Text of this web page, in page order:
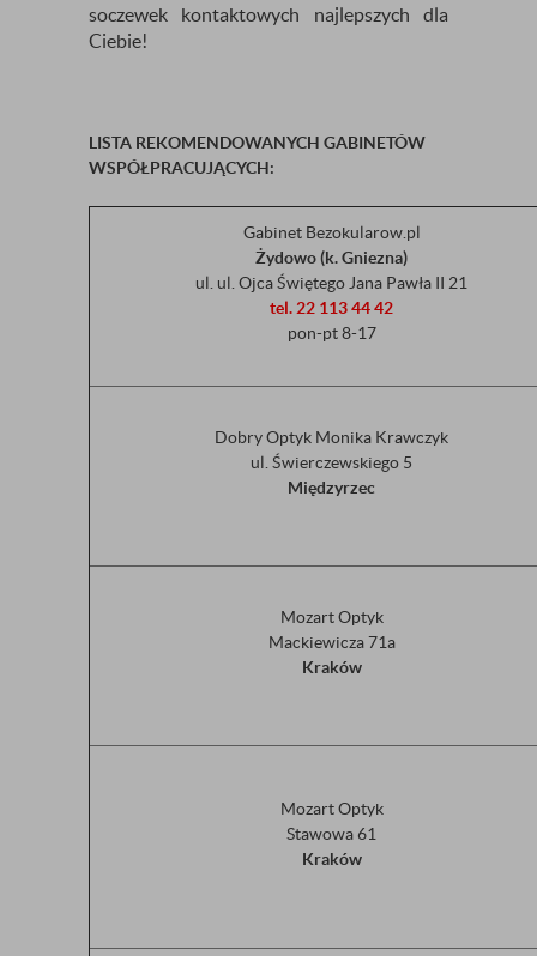
soczewek kontaktowych najlepszych dla
Ciebie!
LISTA REKOMENDOWANYCH GABINETÓW
WSPÓŁPRACUJĄCYCH:
Gabinet Bezokularow.pl
Żydowo (k. Gniezna)
ul. ul. Ojca Świętego Jana Pawła II 21
tel. 22 113 44 42
pon-pt 8-17
Dobry Optyk Monika Krawczyk
ul. Świerczewskiego 5
Międzyrzec
Mozart Optyk
Mackiewicza 71a
Kraków
Mozart Optyk
Stawowa 61
Kraków